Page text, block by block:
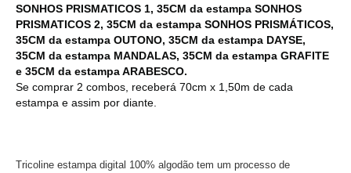
SONHOS PRISMATICOS 1, 35CM da estampa SONHOS
PRISMATICOS 2, 35CM da estampa SONHOS PRISMÁTICOS,
35CM da estampa OUTONO, 35CM da estampa DAYSE,
35CM da estampa MANDALAS, 35CM da estampa GRAFITE
e 35CM da estampa ARABESCO.
Se comprar 2 combos, receberá 70cm x 1,50m de cada
estampa e assim por diante.
Tricoline estampa digital 100% algodão tem um processo de